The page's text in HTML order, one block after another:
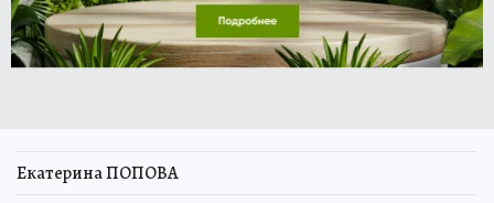
Екатерина ПОПОВА